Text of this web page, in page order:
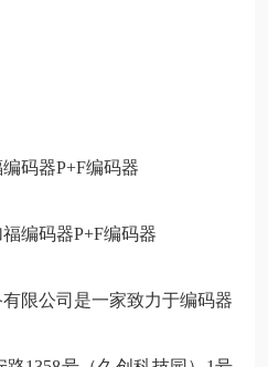
码器P+F编码器
编码器P+F编码器
限公司是一家致力于编码器